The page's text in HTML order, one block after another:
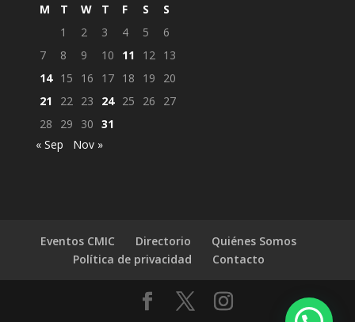
M T W T F S
S
1
2 3 4 5
6
7
8 9 10 11 12
13
14 15 16 17 18 19
20
21
22 23 24 25 26
27
28
29 30 31
« Sep
Nov »
Eventos CMIC Directorio
Quiénes Somos
Política de privacidad
Contacto